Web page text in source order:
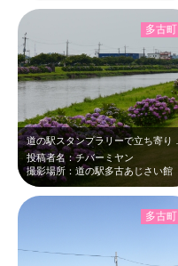
投稿者名：チバーミヤン
撮影場所：道の駅多古あじさい館
多古町
多古町